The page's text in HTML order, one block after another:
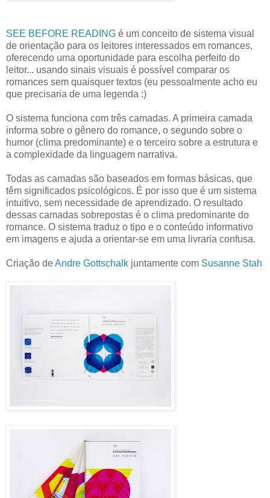
SEE BEFORE READING é um conceito de sistema visual
de orientação para os leitores interessados em romances,
oferecendo uma oportunidade para escolha perfeito do
leitor... usando sinais visuais é possível comparar os
romances sem quaisquer textos (eu pessoalmente acho eu
que precisaria de uma legenda :)
O sistema funciona com três camadas. A primeira camada
informa sobre o gênero do romance, o segundo sobre o
humor (clima predominante) e o terceiro sobre a estrutura e
a complexidade da linguagem narrativa.
Todas as camadas são baseados em formas básicas, que
têm significados psicológicos. É por isso que é um sistema
intuitivo, sem necessidade de aprendizado. O resultado
dessas camadas sobrepostas é o clima predominante do
romance. O sistema traduz o tipo e o conteúdo informativo
em imagens e ajuda a orientar-se em uma livraria confusa.
Criação deAndre Gottschalk juntamente com Susanne Stah